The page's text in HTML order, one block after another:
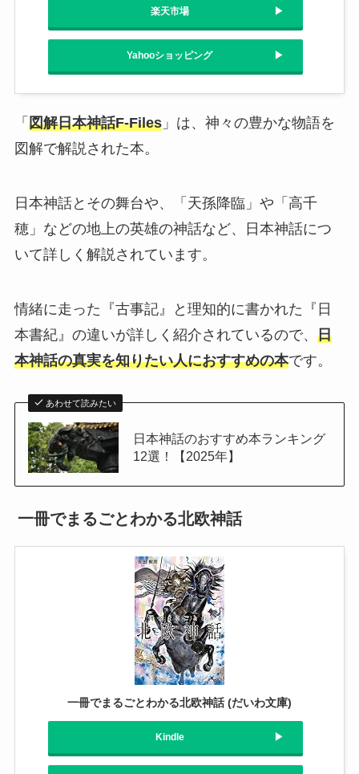
楽天市場
Yahooショッピング
「 図解日本神話F‐Files」は、神々の豊かな物語を
図解で解説された本。
日本神話とその舞台や、「天孫降臨」や「高千
穂」などの地上の英雄の神話など、日本神話につ
いて詳しく解説されています。
情緒に走った『古事記』と理知的に書かれた『日
本書紀』の違いが詳しく紹介されているので、 日
本神話の真実を知りたい人におすすめの本です。
あわせて読みたい
日本神話のおすすめ本ランキング
12選！【2025年】
一冊でまるごとわかる北欧神話
一冊でまるごとわかる北欧神話 (だいわ文庫)
Kindle